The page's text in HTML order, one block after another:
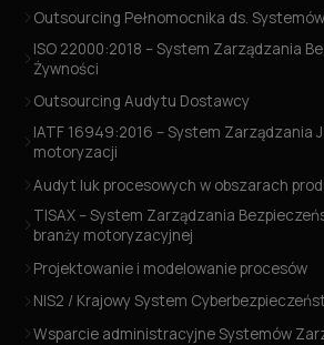
Outsourcing Pełnomocnika ds.
ISO 22000:2018 – System Zarządzania
Żywności
Outsourcing Audytu Dostawcy
IATF 16949:2016 – System Zarządzania
motoryzacji
Audyt luk procesowych w obszarach
TISAX – System Zarządzania
branży motoryzacyjnej
Projektowanie i modelowanie procesów
NIS2 / Krajowy System
Wsparcie administracyjne Systemów